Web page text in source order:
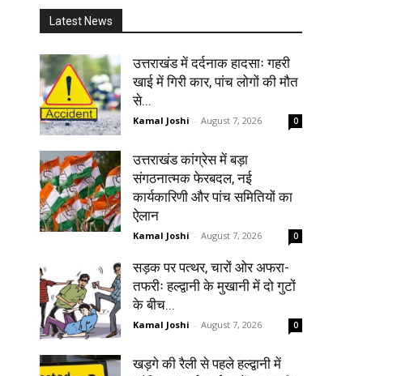
Latest News
उत्तराखंड में दर्दनाक हादसाः गहरी
खाई में गिरी कार, पांच लोगों की मौत
से...
Kamal Joshi - August 7, 2026 0
उत्तराखंड कांग्रेस में बड़ा
संगठनात्मक फेरबदल, नई
कार्यकारिणी और पांच समितियों का
ऐलान
Kamal Joshi - August 7, 2026 0
सड़क पर पत्थर, चारों ओर अफरा-
तफरीः हल्द्वानी के मुखानी में दो गुटों
के बीच...
Kamal Joshi - August 7, 2026 0
खड़गे की रैली से पहले हल्द्वानी में